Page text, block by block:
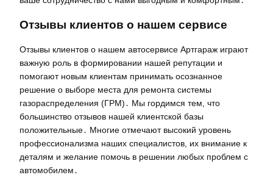
Отзывы клиентов о нашем сервисе
Отзывы клиентов о нашем автосервисе Артгараж играют
важную роль в формировании нашей репутации и
помогают новым клиентам принимать осознанное
решение о выборе места для ремонта системы
газораспределения (ГРМ)․ Мы гордимся тем, что
большинство отзывов нашей клиентской базы
положительные․ Многие отмечают высокий уровень
профессионализма наших специалистов, их внимание к
деталям и желание помочь в решении любых проблем с
автомобилем․